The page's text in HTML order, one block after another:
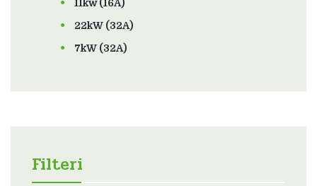
11kw (16A)
22kW (32A)
7kW (32A)
Filteri